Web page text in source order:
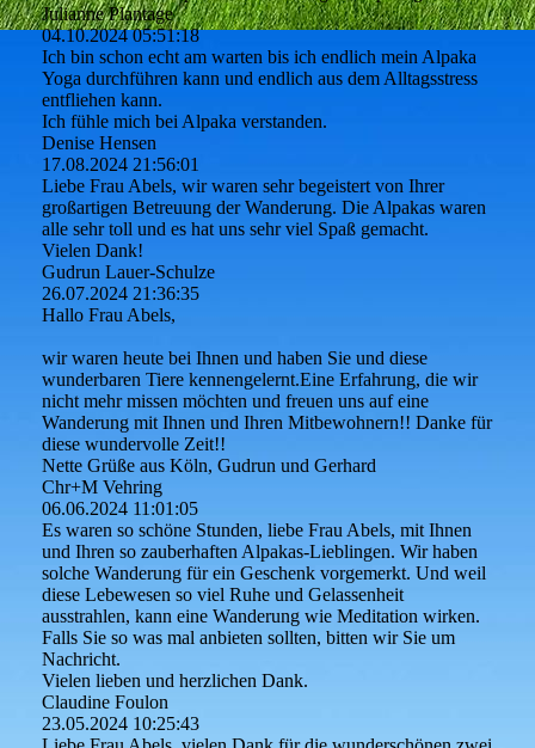
Julianne Plantage
04.10.2024 05:51:18
Ich bin schon echt am warten bis ich endlich mein Alpaka
Yoga durchführen kann und endlich aus dem Alltagsstress
entfliehen kann.
Ich fühle mich bei Alpaka verstanden.
Denise Hensen
17.08.2024 21:56:01
Liebe Frau Abels, wir waren sehr begeistert von Ihrer
großartigen Betreuung der Wanderung. Die Alpakas waren
alle sehr toll und es hat uns sehr viel Spaß gemacht.
Vielen Dank!
Gudrun Lauer-Schulze
26.07.2024 21:36:35
Hallo Frau Abels,
wir waren heute bei Ihnen und haben Sie und diese
wunderbaren Tiere kennengelernt.Eine Erfahrung, die wir
nicht mehr missen möchten und freuen uns auf eine
Wanderung mit Ihnen und Ihren Mitbewohnern!! Danke für
diese wundervolle Zeit!!
Nette Grüße aus Köln, Gudrun und Gerhard
Chr+M Vehring
06.06.2024 11:01:05
Es waren so schöne Stunden, liebe Frau Abels, mit Ihnen
und Ihren so zauberhaften Alpakas-Lieblingen. Wir haben
solche Wanderung für ein Geschenk vorgemerkt. Und weil
diese Lebewesen so viel Ruhe und Gelassenheit
ausstrahlen, kann eine Wanderung wie Meditation wirken.
Falls Sie so was mal anbieten sollten, bitten wir Sie um
Nachricht.
Vielen lieben und herzlichen Dank.
Claudine Foulon
23.05.2024 10:25:43